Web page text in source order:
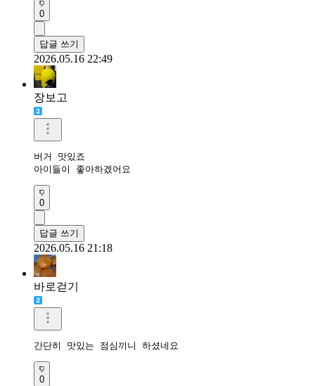
0
답글 쓰기
2026.05.16 22:49
장보고
버거 맛있죠
아이들이 좋아하겠어요
0
답글 쓰기
2026.05.16 21:18
바로걷기
간단히 맛있는 점심끼니 하셨네요
0